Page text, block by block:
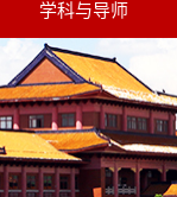
学科与导师